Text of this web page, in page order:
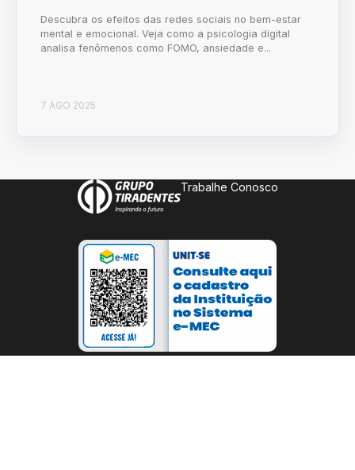
Descubra os efeitos das redes sociais no bem-estar
mental e emocional. Veja como a psicologia digital
analisa fenômenos como FOMO, ansiedade e...
7 AGO 2025
Trabalhe Conosco